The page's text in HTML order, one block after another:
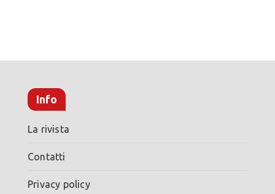
Info
La rivista
Contatti
Privacy policy